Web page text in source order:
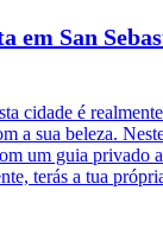
em San
cidade é
a sua beleza.
um guia privado
terás a tua